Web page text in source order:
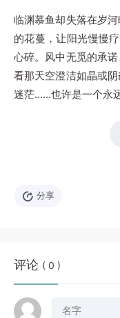
临渊慕鱼却失落在岁
的花蔓，让阳光慢慢
心碎。风中无觅的承
看那天空澄洁如晶或
迷茫……也许是一个永
分享
评论 ( 0 )